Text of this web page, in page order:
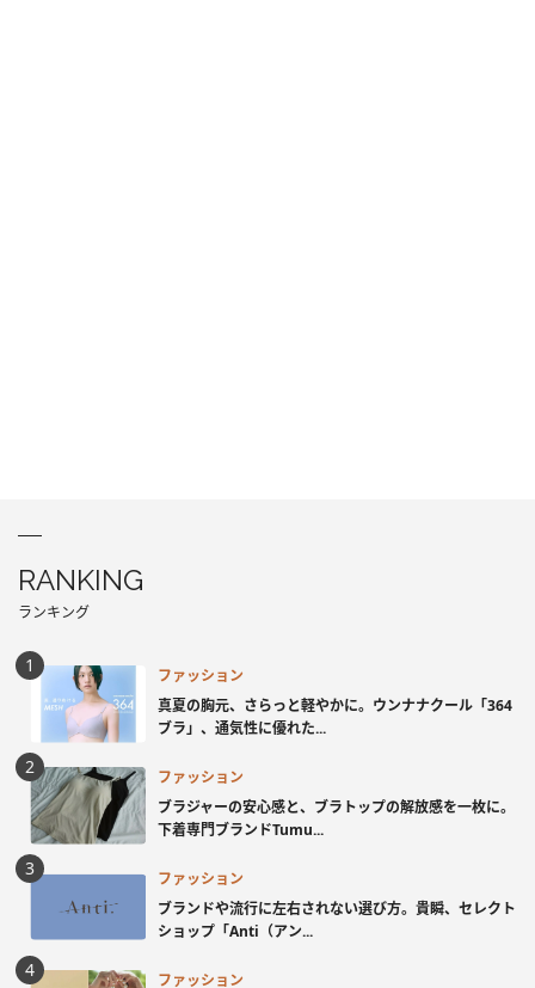
RANKING
ランキング
ファッション
真夏の胸元、さらっと軽やかに。ウンナナクール「364
ブラ」、通気性に優れた...
ファッション
ブラジャーの安心感と、ブラトップの解放感を一枚に。
下着専門ブランドTumu...
ファッション
ブランドや流行に左右されない選び方。貴瞬、セレクト
ショップ「Anti（アン...
ファッション